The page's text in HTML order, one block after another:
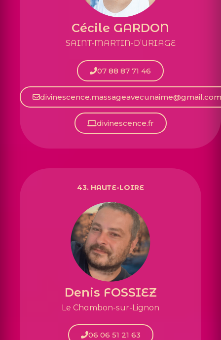
Cécile GARDON
SAINT-MARTIN-D’URIAGE
07 88 87 71 46
divinescence.massageavecunaime@gmail.com
divinescence.fr
43. HAUTE-LOIRE
Denis FOSSIEZ
Le Chambon-sur-Lignon
06 06 51 21 63